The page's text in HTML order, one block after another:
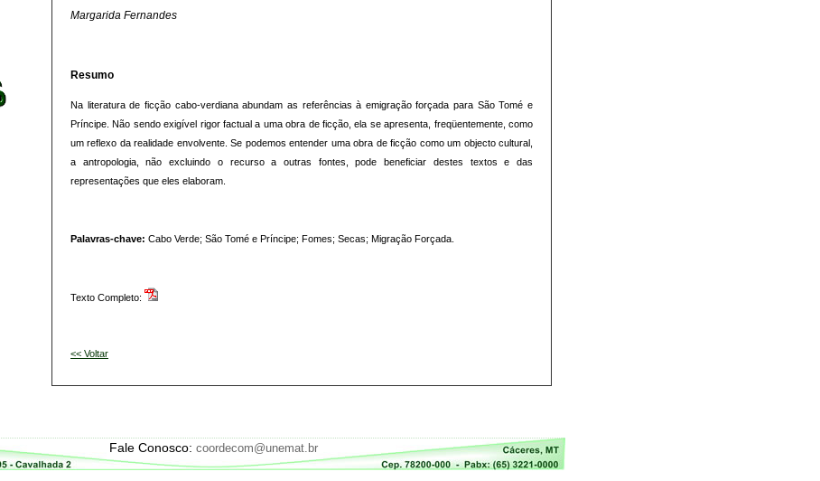
Margarida Fernandes
Resumo
Na literatura de ficção cabo-verdiana abundam as referências à emigração forçada para São Tomé e
Príncipe. Não sendo exigível rigor factual a uma obra de ficção, ela se apresenta, freqüentemente, como
um reflexo da realidade envolvente. Se podemos entender uma obra de ficção como um objecto cultural,
a antropologia, não excluindo o recurso a outras fontes, pode beneficiar destes textos e das
representações que eles elaboram.
Palavras-chave: Cabo Verde; São Tomé e Príncipe; Fomes; Secas; Migração Forçada.
Texto Completo:
<< Voltar
Fale Conosco: coordecom@unemat.br